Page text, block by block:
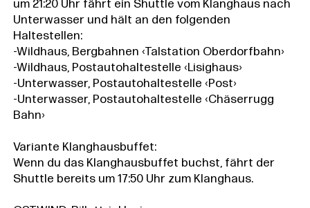
um 21:20 Uhr fährt ein Shuttle vom Klanghaus nach
Unterwasser und hält an den folgenden
Haltestellen:
-Wildhaus, Bergbahnen ‹Talstation Oberdorfbahn›
-Wildhaus, Postautohaltestelle ‹Lisighaus›
-Unterwasser, Postautohaltestelle ‹Post›
-Unterwasser, Postautohaltestelle ‹Chäserrugg
Bahn›
Variante Klanghausbuffet:
Wenn du das Klanghausbuffet buchst, fährt der
Shuttle bereits um 17:50 Uhr zum Klanghaus.